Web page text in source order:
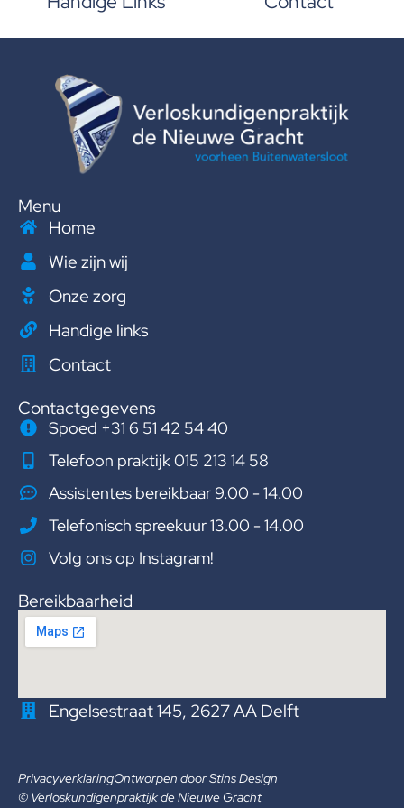
Menu
Home
Wie zijn wij
Onze zorg
Handige links
Contact
Contactgegevens
Spoed +31 6 51 42 54 40
Telefoon praktijk 015 213 14 58
Assistentes bereikbaar 9.00 - 14.00
Telefonisch spreekuur 13.00 - 14.00
Volg ons op Instagram!
Bereikbaarheid
Engelsestraat 145, 2627 AA Delft
PrivacyverklaringOntworpen door Stins Design
© Verloskundigenpraktijk de Nieuwe Gracht